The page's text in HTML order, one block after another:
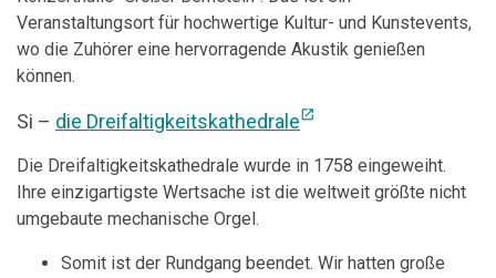
Veranstaltungsort für hochwertige Kultur- und Kunstevents,
wo die Zuhörer eine hervorragende Akustik genießen
können.
Si – die Dreifaltigkeitskathedraleopen_in_new
Die Dreifaltigkeitskathedrale wurde in 1758 eingeweiht.
Ihre einzigartigste Wertsache ist die weltweit größte nicht
umgebaute mechanische Orgel.
Somit ist der Rundgang beendet. Wir hatten große